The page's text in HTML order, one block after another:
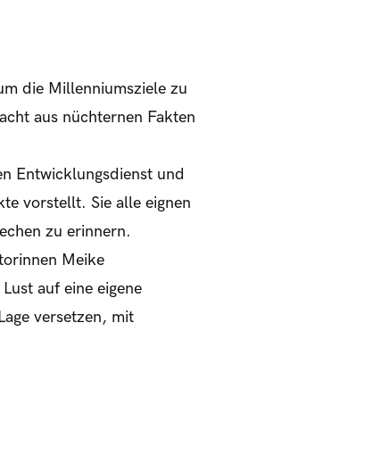
die Millenniumsziele zu
aus nüchternen Fakten
Entwicklungsdienst und
vorstellt. Sie alle eignen
zu erinnern.
Meike
auf eine eigene
versetzen, mit